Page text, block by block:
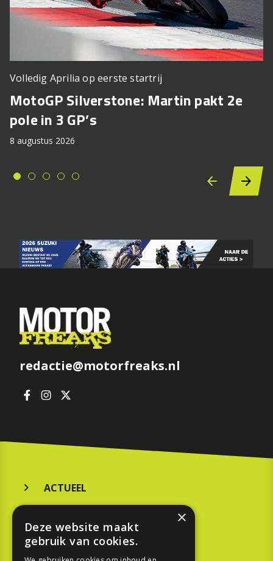
Volledig Aprilia op eerste startrij
MotoGP Silverstone: Martin pakt 2e
pole in 3 GP’s
8 augustus 2026
redactie@motorfreaks.nl
ACTUEEL
KOOPGIDS
×
Deze website maakt
gebruik van cookies.